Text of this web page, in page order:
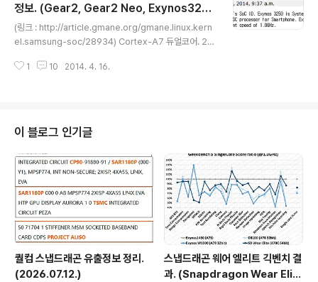
나타납니다. Pega - 엑시노스4x12 로 알려짐. Carmen
- 엑시노스 3470 (정황상 Shannon222AP로 추정.) (링
크 : 삼성 최초의 LTE 원칩 AP, Shannon222AP) Huds
on - ?? Gaia - 엑시노스5250 으로 추정. Adonis - 엑
시노스5..
정보. (Gear2, Gear2 Neo, Exynos325
0)
(링크 : http://article.gmane.org/gmane.linux.kern
el.samsung-soc/28934) Cortex-A7 듀얼코어. 28
rg/patch/3961841/) Cortex-A7 듀얼코어. (링크 : htt
보아 Cortex-A7 기반 엑시노스는 엑시노스3000 으로
명명되는듯 합니다. (링크 : https://patchwork.kernel.
org/patch/3961071/) 엑시..
1 10 2014. 4. 16.
이 블로그 인기글
퀄컴 스냅드래곤 유출정보 정리.
(2026.07.12.)
스냅드래곤 웨어 엘리트 긱벤치 결
과. (Snapdragon Wear Elit